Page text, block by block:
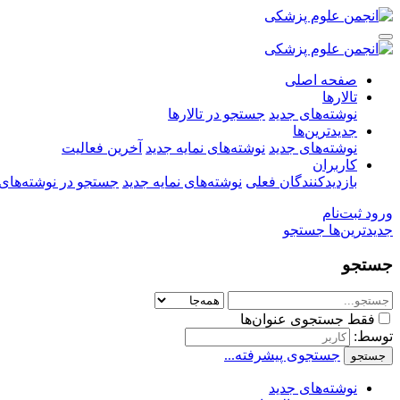
صفحه اصلی
تالارها
نوشته‌های جدید جستجو در تالارها
جدیدترین‌ها
نوشته‌های جدید نوشته‌های نمایه جدید آخرین فعالیت
کاربران
بازدیدکنندگان فعلی نوشته‌های نمایه جدید جستجو در نوشته‌های
ورود ثبت‌نام
جدیدترین‌ها جستجو
جستجو
فقط جستجوی عنوان‌ها
توسط:
جستجو جستجوی پیشرفته...
نوشته‌های جدید